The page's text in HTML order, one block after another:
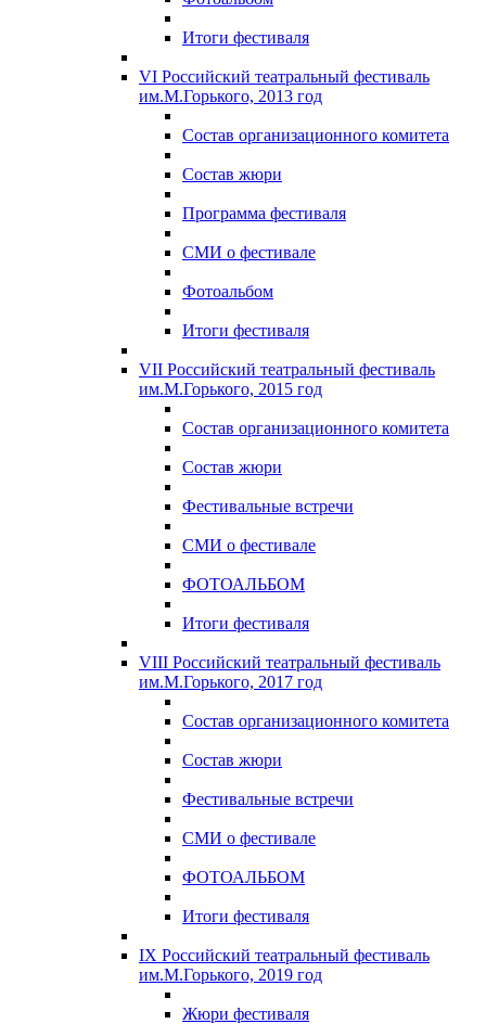
Итоги фестиваля
VI Российский театральный фестиваль
им.М.Горького, 2013 год
Состав организационного комитета
Состав жюри
Программа фестиваля
СМИ о фестивале
Фотоальбом
Итоги фестиваля
VII Российский театральный фестиваль
им.М.Горького, 2015 год
Состав организационного комитета
Состав жюри
Фестивальные встречи
СМИ о фестивале
ФОТОАЛЬБОМ
Итоги фестиваля
VIII Российский театральный фестиваль
им.М.Горького, 2017 год
Состав организационного комитета
Состав жюри
Фестивальные встречи
СМИ о фестивале
ФОТОАЛЬБОМ
Итоги фестиваля
IX Российский театральный фестиваль
им.М.Горького, 2019 год
Жюри фестиваля